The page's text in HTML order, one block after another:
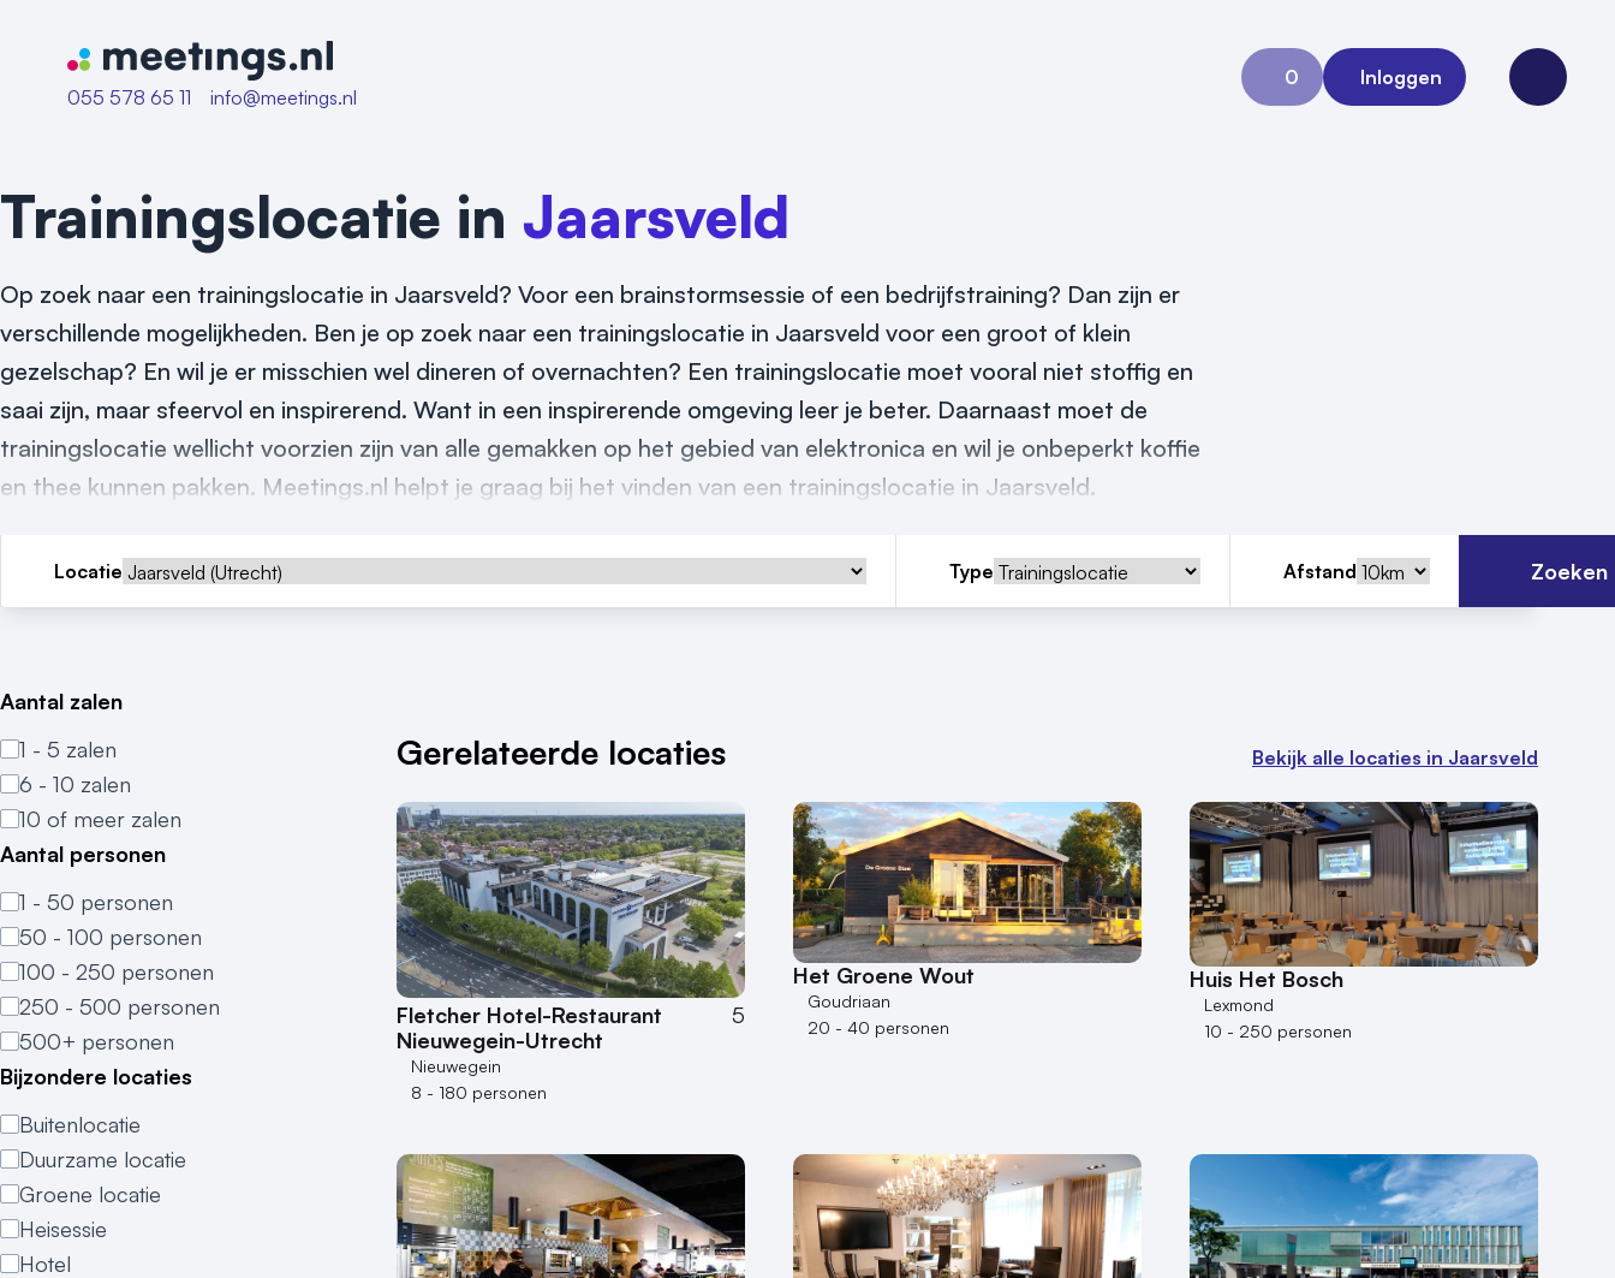
Naar home van Meetings
055 578 65 11
info@meetings.nl
0
Aanvraag 0
Inloggen
Open
Trainingslocatie in Jaarsveld
Op zoek naar een trainingslocatie in Jaarsveld? Voor een brainstormsessie of een bedrijfstraining? Dan zijn er
verschillende mogelijkheden. Ben je op zoek naar een trainingslocatie in Jaarsveld voor een groot of klein
gezelschap? En wil je er misschien wel dineren of overnachten? Een trainingslocatie moet vooral niet stoffig en
saai zijn, maar sfeervol en inspirerend. Want in een inspirerende omgeving leer je beter. Daarnaast moet de
trainingslocatie wellicht voorzien zijn van alle gemakken op het gebied van elektronica en wil je onbeperkt koffie
en thee kunnen pakken. Meetings.nl helpt je graag bij het vinden van een trainingslocatie in Jaarsveld.
Locatie Type Afstand Zoeken
Aantal zalen
1 - 5 zalen
6 - 10 zalen
10 of meer zalen
Aantal personen
1 - 50 personen
50 - 100 personen
100 - 250 personen
250 - 500 personen
500+ personen
Bijzondere locaties
Buitenlocatie
Duurzame locatie
Groene locatie
Heisessie
Hotel
Gerelateerde locaties Bekijk alle locaties in Jaarsveld
Fletcher Hotel-Restaurant
Nieuwegein-Utrecht
5
Nieuwegein
8 - 180 personen
Het Groene Wout
Goudriaan
20 - 40 personen
Huis Het Bosch
Lexmond
10 - 250 personen